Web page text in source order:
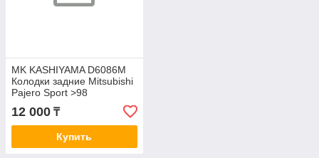
MK KASHIYAMA D6086M
Колодки задние Mitsubishi
Pajero Sport >98
12 000 ₸
Купить